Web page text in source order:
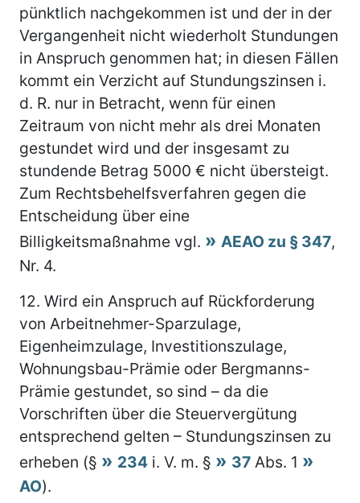
pünktlich nachgekommen ist und der in der
Vergangenheit nicht wiederholt Stundungen
in Anspruch genommen hat; in diesen Fällen
kommt ein Verzicht auf Stundungszinsen i.
d. R. nur in Betracht, wenn für einen
Zeitraum von nicht mehr als drei Monaten
gestundet wird und der insgesamt zu
stundende Betrag 5000 € nicht übersteigt.
Zum Rechtsbehelfsverfahren gegen die
Entscheidung über eine
Billigkeitsmaßnahme vgl.
AEAO zu § 347,
Nr. 4.
12. Wird ein Anspruch auf Rückforderung
von Arbeitnehmer-Sparzulage,
Eigenheimzulage, Investitionszulage,
Wohnungsbau-Prämie oder Bergmanns-
Prämie gestundet, so sind – da die
Vorschriften über die Steuervergütung
entsprechend gelten – Stundungszinsen zu
erheben (§
234 i. V. m. § 37 Abs. 1
AO).